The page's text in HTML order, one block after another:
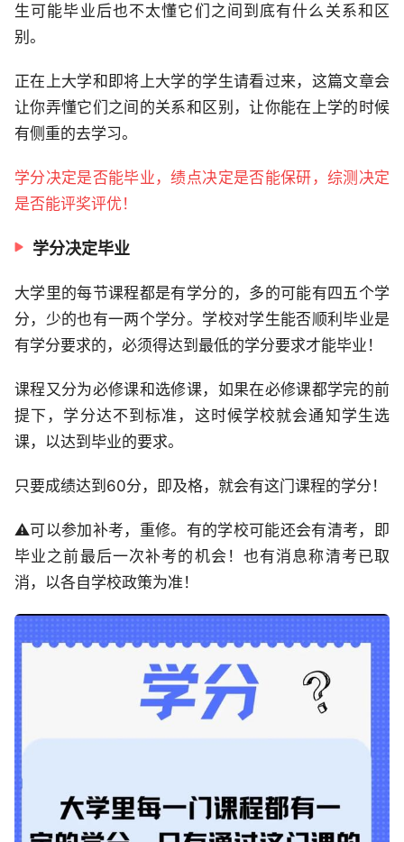
生可能毕业后也不太懂它们之间到底有什么关系和区
别。
正在上大学和即将上大学的学生请看过来，这篇文章会
让你弄懂它们之间的关系和区别，让你能在上学的时候
有侧重的去学习。
学分决定是否能毕业，绩点决定是否能保研，综测决定
是否能评奖评优！
学分决定毕业
大学里的每节课程都是有学分的，多的可能有四五个学
分，少的也有一两个学分。学校对学生能否顺利毕业是
有学分要求的，必须得达到最低的学分要求才能毕业！
课程又分为必修课和选修课，如果在必修课都学完的前
提下，学分达不到标准，这时候学校就会通知学生选
课，以达到毕业的要求。
只要成绩达到60分，即及格，就会有这门课程的学分！
⚠️可以参加补考，重修。有的学校可能还会有清考，即
毕业之前最后一次补考的机会！也有消息称清考已取
消，以各自学校政策为准！